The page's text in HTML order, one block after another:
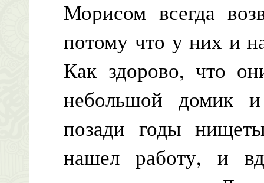
Морисом всегда
потому что у них и
Как здорово, что
небольшой домик
позади годы
нашел работу, и